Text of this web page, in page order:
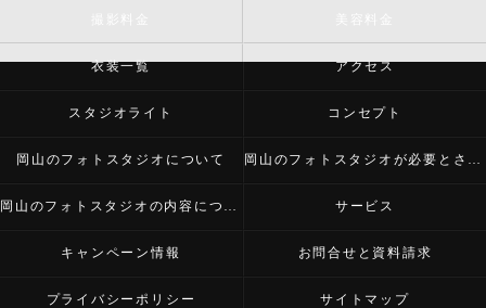
衣装一覧 アクセス
スタジオライト コンセプト
岡山のフォトスタジオについて 岡山のフォトスタジオが必要とされる理由
岡山のフォトスタジオの内容について サービス
キャンペーン情報 お問合せと資料請求
プライバシーポリシー サイトマップ